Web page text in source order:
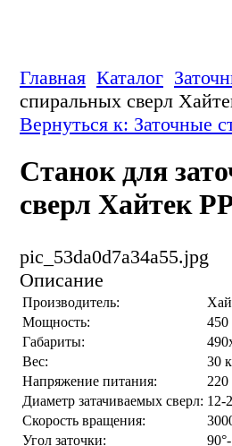
Главная Каталог
спиральных сверл
Вернуться к: Заточные
Станок для
сверл Хайтек
pic_53da0d7a34a55.jpg
Описание
Производитель:
Мощность:
Габариты:
Вес:
30
Напряжение питания:
Диаметр затачиваемых сверл: 12-
Скорость вращения:
Угол заточки: